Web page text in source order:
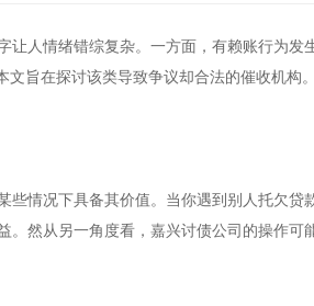
让人情绪错综复杂。一方面，有赖账行为
旨在探讨该类导致争议却合法的催收机构。
些情况下具备其价值。当你遇到别人托欠
。然从另一角度看， 嘉兴讨债公司的操作可